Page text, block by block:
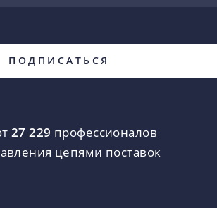
27 229 профессионалов
цепями поставок